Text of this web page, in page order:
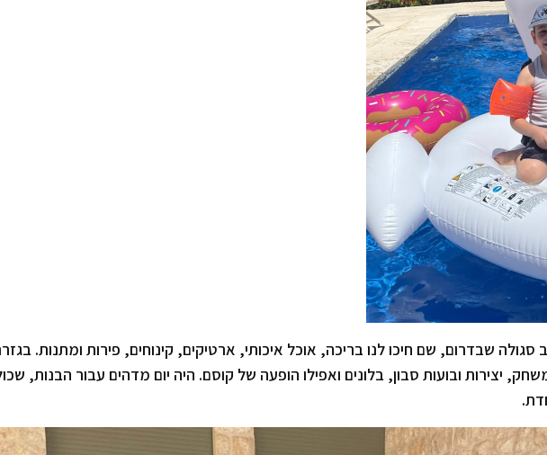
סגולה שבדרום, שם חיכו לנו בריכה, אוכל איכותי, ארטיקים, קינוחים, פירות ומתנות.
יצירות ובועות סבון, בלונים ואפילו הופעה של קוסם. היה יום מדהים עבור הבנות,